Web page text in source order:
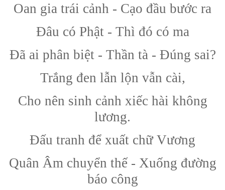
Oan gia trái cảnh - Cạo đầu bước ra
Đâu có Phật - Thì đó có ma
Đã ai phân biệt - Thần tà - Đúng sai?
Trắng đen lẫn lộn vẫn cài,
Cho nên sinh cảnh xiếc hài không
lương.
Đấu tranh để xuất chữ Vương
Quân Âm chuyển thế - Xuống đường
báo công